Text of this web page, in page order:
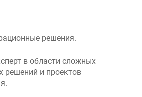
решения.
в области сложных
решений и проектов